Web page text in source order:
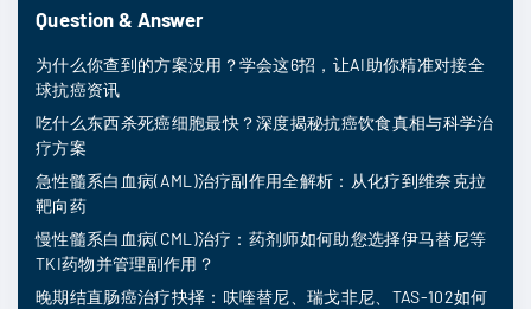
Question & Answer
为什么你查到的方案没用？学会这6招，让AI助你精准对接全
球抗癌资讯
吃什么东西杀死癌细胞最快？深度揭秘抗癌饮食真相与科学治
疗方案
急性髓系白血病(AML)治疗副作用全解析：从化疗到维奈克拉
靶向药
慢性髓系白血病(CML)治疗：药剂师如何助您选择伊马替尼等
TKI药物并管理副作用？
晚期结直肠癌治疗抉择：呋喹替尼、瑞戈非尼、TAS-102如何